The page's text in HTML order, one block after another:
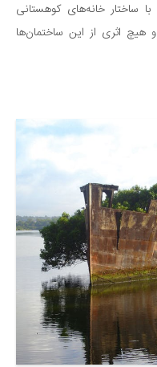
ساختار خانه‌های کوهستانی
هیچ اثری از این ساختمان‌ها